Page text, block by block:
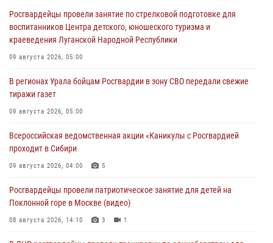
Росгвардейцы провели занятие по стрелковой подготовке для
воспитанников Центра детского, юношеского туризма и
краеведения Луганской Народной Республики
09 августа 2026, 05:00
В регионах Урала бойцам Росгвардии в зону СВО передали свежие
тиражи газет
09 августа 2026, 05:00
Всероссийская ведомственная акции «Каникулы с Росгвардией
проходит в Сибири
09 августа 2026, 04:00 5
Росгвардейцы провели патриотическое занятие для детей на
Поклонной горе в Москве (видео)
08 августа 2026, 14:10 3 1